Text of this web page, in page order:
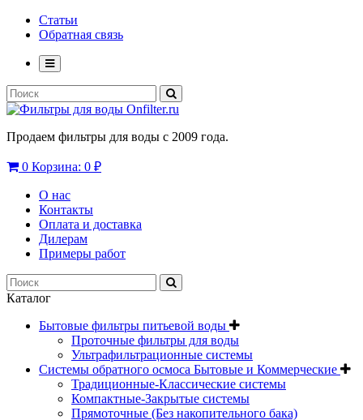
Статьи
Обратная связь
Продаем фильтры для воды с 2009 года.
0 Корзина: 0 ₽
О нас
Контакты
Оплата и доставка
Дилерам
Примеры работ
Каталог
Бытовые фильтры питьевой воды
Проточные фильтры для воды
Ультрафильтрационные системы
Системы обратного осмоса Бытовые и Коммерческие
Традиционные-Классические системы
Компактные-Закрытые системы
Прямоточные (Без накопительного бака)